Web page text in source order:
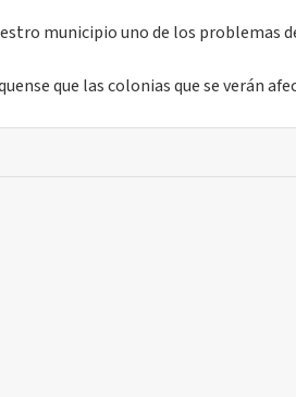
municipio uno de los problemas
que las colonias que se verán